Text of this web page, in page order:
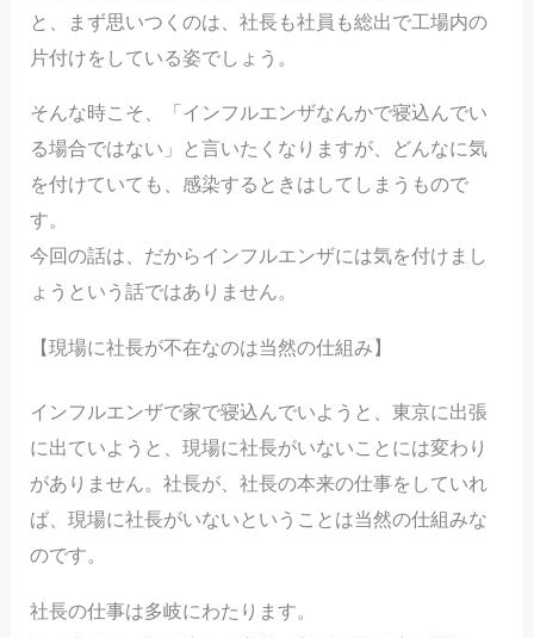
と、まず思いつくのは、社長も社員も総出で工場内の
片付けをしている姿でしょう。
そんな時こそ、「インフルエンザなんかで寝込んでい
る場合ではない」と言いたくなりますが、どんなに気
を付けていても、感染するときはしてしまうもので
す。
今回の話は、だからインフルエンザには気を付けまし
ょうという話ではありません。
【現場に社長が不在なのは当然の仕組み】
インフルエンザで家で寝込んでいようと、東京に出張
に出ていようと、現場に社長がいないことには変わり
がありません。社長が、社長の本来の仕事をしていれ
ば、現場に社長がいないということは当然の仕組みな
のです。
社長の仕事は多岐にわたります。